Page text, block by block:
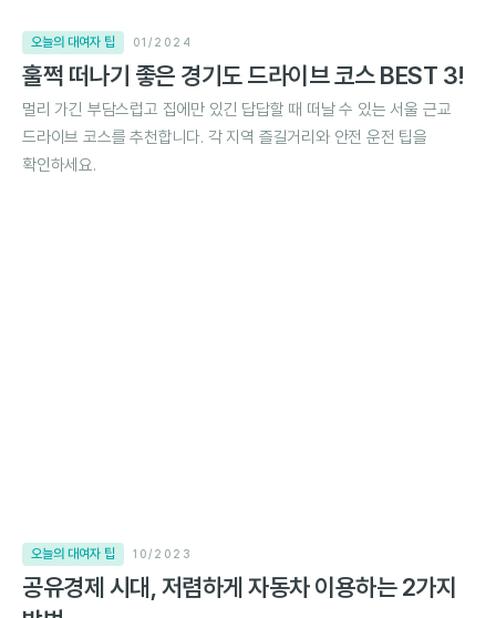
오늘의 대여자 팁 01/2024
훌쩍 떠나기 좋은 경기도 드라이브 코스 BEST 3!
멀리 가긴 부담스럽고 집에만 있긴 답답할 때 떠날 수 있는 서울 근교
드라이브 코스를 추천합니다. 각 지역 즐길거리와 안전 운전 팁을
확인하세요.
오늘의 대여자 팁 10/2023
공유경제 시대, 저렴하게 자동차 이용하는 2가지